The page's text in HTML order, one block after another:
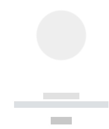
------------
----------- ----------- --------